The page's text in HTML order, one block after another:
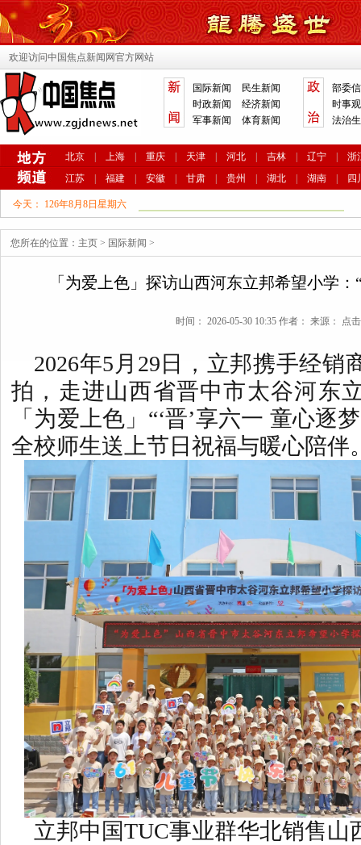
欢迎访问中国焦点新闻网官方网站
国际新闻
民生新闻
时政新闻
经济新闻
军事新闻
体育新闻
部委
时事
法治
北京 上海 重庆 天津 河北 吉林 辽宁
浙
江苏
福建 安徽 甘肃 贵州 湖北 湖南 四
今天： 126年8月8日星期六
您所在的位置： 主页 > 国际新闻 >
「为爱上色」探访山西河东立邦希望小学
时间： 2026-05-30 10:35 作者： 来源： 点
2026年5月29日，立邦携手经销
拍，走进山西省晋中市太谷河东
「为爱上色」“‘晋’享六一 童心逐
全校师生送上节日祝福与暖心陪伴
立邦中国TUC事业群华北销售山